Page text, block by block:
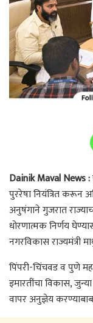
Dainik Maval News :
पुररेषा नियंत्रित करून
अनुषंगाने गुजरात
धोरणात्मक निर्णय
नगरविकास राज्यमंत्री
पिंपरी-चिंचवड व पुणे
इमारतींचा विकास,
वापर अनुज्ञेय